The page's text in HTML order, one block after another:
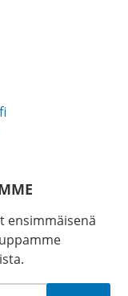
ensimmäisenä
*